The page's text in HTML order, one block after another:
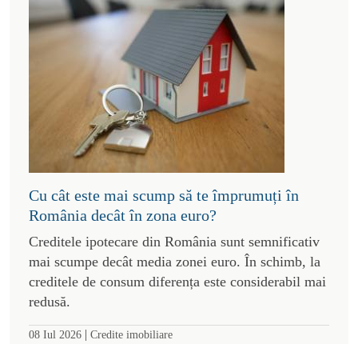
Cu cât este mai scump să te împrumuți în
România decât în zona euro?
Creditele ipotecare din România sunt semnificativ
mai scumpe decât media zonei euro. În schimb, la
creditele de consum diferența este considerabil mai
redusă.
08 Iul 2026 | Credite imobiliare